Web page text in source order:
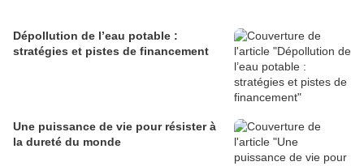
Dépollution de l’eau potable :
stratégies et pistes de financement
Une puissance de vie pour résister à
la dureté du monde